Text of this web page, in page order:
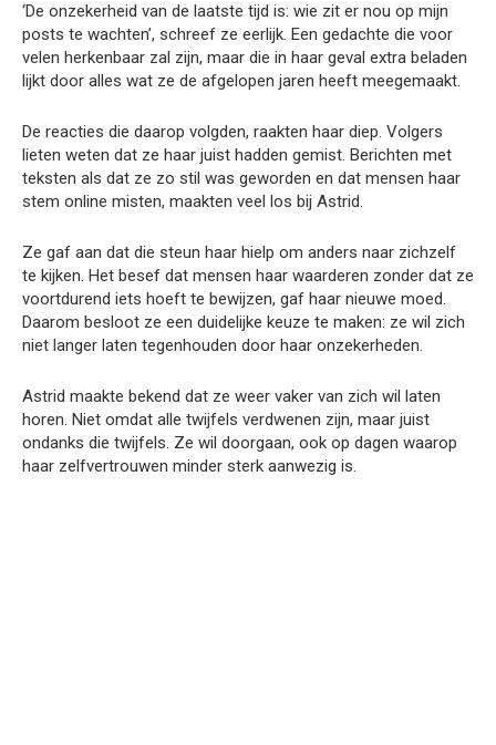
‘De onzekerheid van de laatste tijd is: wie zit er nou op mijn
posts te wachten’, schreef ze eerlijk. Een gedachte die voor
velen herkenbaar zal zijn, maar die in haar geval extra beladen
lijkt door alles wat ze de afgelopen jaren heeft meegemaakt.
De reacties die daarop volgden, raakten haar diep. Volgers
lieten weten dat ze haar juist hadden gemist. Berichten met
teksten als dat ze zo stil was geworden en dat mensen haar
stem online misten, maakten veel los bij Astrid.
Ze gaf aan dat die steun haar hielp om anders naar zichzelf
te kijken. Het besef dat mensen haar waarderen zonder dat ze
voortdurend iets hoeft te bewijzen, gaf haar nieuwe moed.
Daarom besloot ze een duidelijke keuze te maken: ze wil zich
niet langer laten tegenhouden door haar onzekerheden.
Astrid maakte bekend dat ze weer vaker van zich wil laten
horen. Niet omdat alle twijfels verdwenen zijn, maar juist
ondanks die twijfels. Ze wil doorgaan, ook op dagen waarop
haar zelfvertrouwen minder sterk aanwezig is.